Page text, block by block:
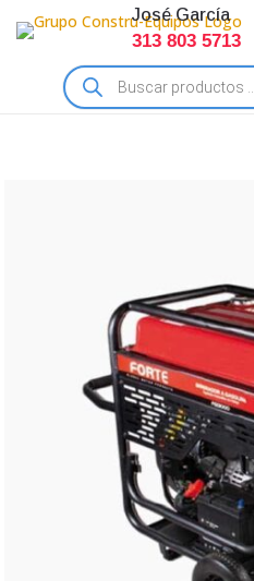
José García
313 803 5713
Búsqueda
de
productos